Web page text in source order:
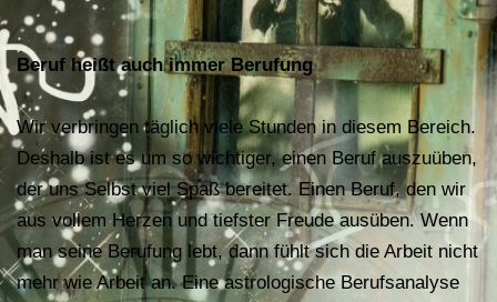
Beruf heißt auch immer Berufung
Wir verbringen täglich viele Stunden in diesem Bereich.
Deshalb ist es um so wichtiger, einen Beruf auszuüben,
der uns Selbst viel Spaß bereitet. Einen Beruf, den wir
aus vollem Herzen und tiefster Freude ausüben. Wenn
man seine Berufung lebt, dann fühlt sich die Arbeit nicht
mehr wie Arbeit an. Eine astrologische Berufsanalyse